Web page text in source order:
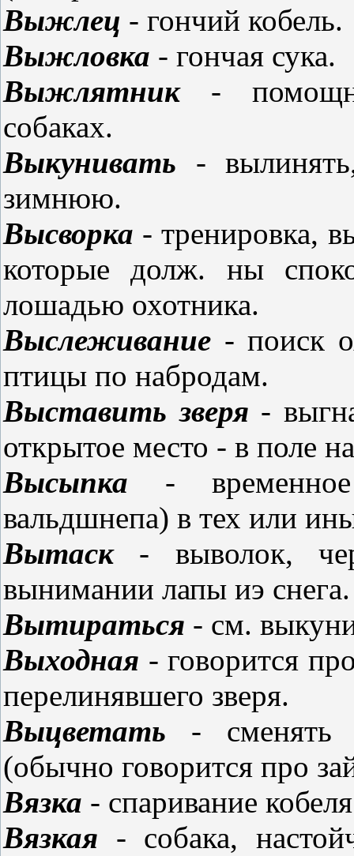
Выжлец - гончий кобель.
Выжловка - гончая сука.
Выжлятник-
собаках.
Выкунивать -
зимнюю.
Высворка - тренировка,
которые долж. ны
лошадью охотника.
Выслеживание - поиск
птицы по набродам.
Выставить зверя -
открытое место - в поле
Высыпка -
вальдшнепа) в тех или
Вытаск- выволок,
вынимании лапы иэ
Вытираться - см.
Выходная - говорится
перелинявшего зверя.
Выцветать - сменять
(обычно говорится про
Вязка - спаривание
Вязкая - собака,